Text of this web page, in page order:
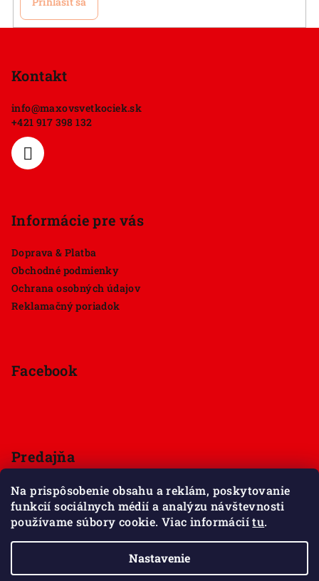
Na prispôsobenie obsahu a reklám, poskytovanie
funkcií sociálnych médií a analýzu návštevnosti
používame súbory cookie. Viac informáciítu.
Nastavenie
Kontakt
info@maxovsvetkociek.sk
+421 917 398 132
Informácie pre vás
Doprava & Platba
Obchodné podmienky
Ochrana osobných údajov
Reklamačný poriadok
Facebook
Predajňa
Štúrova 33, 949 01 Nitra
Pondelok - Sobota 9:00 - 18:00
Nedeľa - zatvorené
Zobraziť mapu